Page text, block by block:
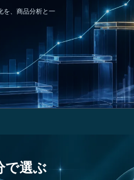
を、商品分析と一
で選ぶ